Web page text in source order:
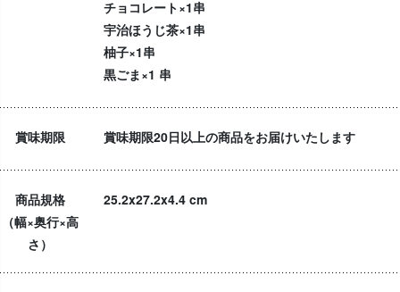
チョコレート×1串
宇治ほうじ茶×1串
柚子×1串
黒ごま×1 串
賞味期限 賞味期限20日以上の商品をお届けいたします
商品規格
（幅×奥行×高
さ）
25.2x27.2x4.4 cm